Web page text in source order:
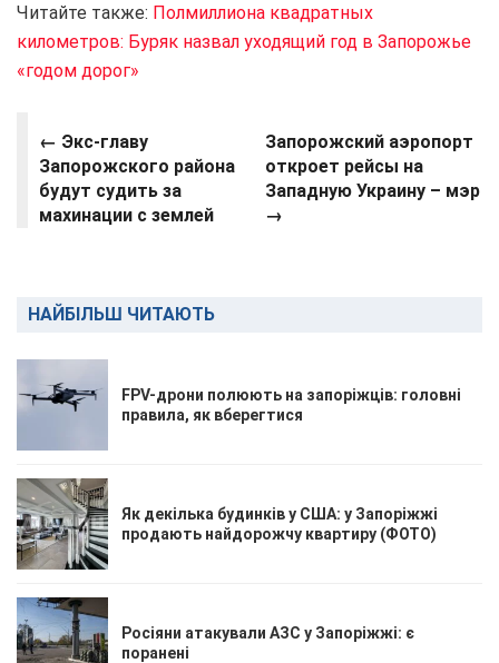
Читайте также: Полмиллиона квадратных
километров: Буряк назвал уходящий год в Запорожье
«годом дорог»
← Экс-главу
Запорожского района
будут судить за
махинации с землей
Запорожский аэропорт
откроет рейсы на
Западную Украину – мэр
→
НАЙБІЛЬШ ЧИТАЮТЬ
FPV-дрони полюють на запоріжців: головні
правила, як вберегтися
Як декілька будинків у США: у Запоріжжі
продають найдорожчу квартиру (ФОТО)
Росіяни атакували АЗС у Запоріжжі: є
поранені